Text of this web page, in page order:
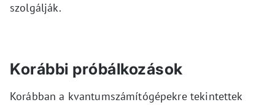
szolgálják.
Korábbi próbálkozások
Korábban a kvantumszámítógépekre tekintettek